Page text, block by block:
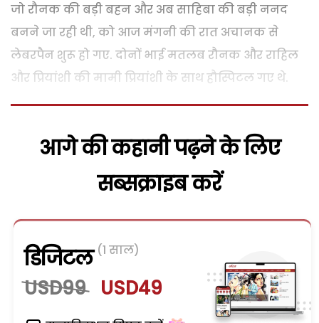
जो रौनक की बड़ी बहन और अब साहिबा की बड़ी ननद
बनने जा रही थी, को आज मंगनी की रात अचानक से
लेबरपैन शुरू हो गए. दोनों भाई मतलब रौनक और राहिल
और प्रियांशी की मामी प्रियांशी के साथ हौस्पिटल गए थे.
आगे की कहानी पढ़ने के लिए
सब्सक्राइब करें
डिजिटल (1 साल)
USD99 USD49